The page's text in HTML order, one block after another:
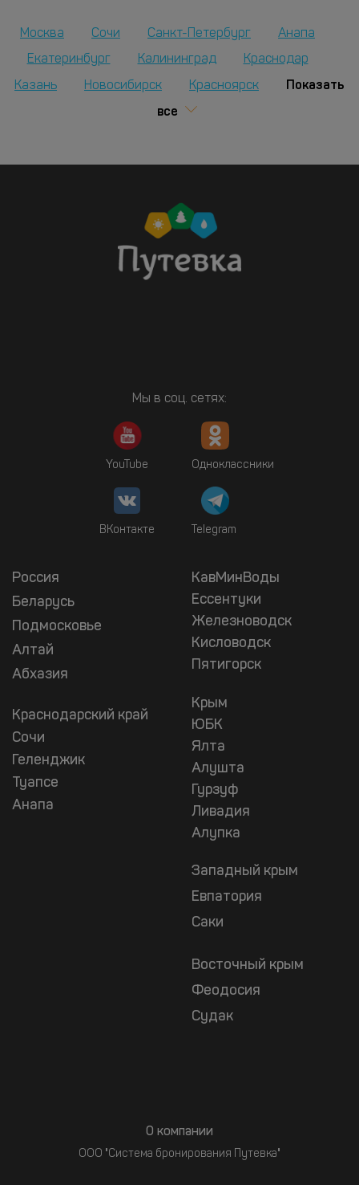
Москва Сочи Санкт-Петербург
Анапа
Екатеринбург
Калининград Краснодар
Казань Новосибирск Красноярск
Показать
все
Мы в соц. сетях:
YouTube Одноклассники
ВКонтакте Telegram
Россия
Беларусь
Подмосковье
Алтай
Абхазия
Краснодарский край
Сочи
Геленджик
Туапсе
Анапа
КавМинВоды
Ессентуки
Железноводск
Кисловодск
Пятигорск
Крым
ЮБК
Ялта
Алушта
Гурзуф
Ливадия
Алупка
Западный крым
Евпатория
Саки
Восточный крым
Феодосия
Судак
О компании
ООО "Система бронирования Путевка"